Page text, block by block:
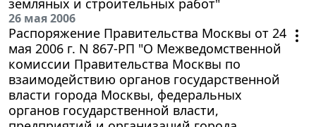
26 мая 2006
Распоряжение Правительства Москвы от 24
мая 2006 г. N 867-РП "О Межведомственной
комиссии Правительства Москвы по
взаимодействию органов государственной
власти города Москвы, федеральных
органов государственной власти,